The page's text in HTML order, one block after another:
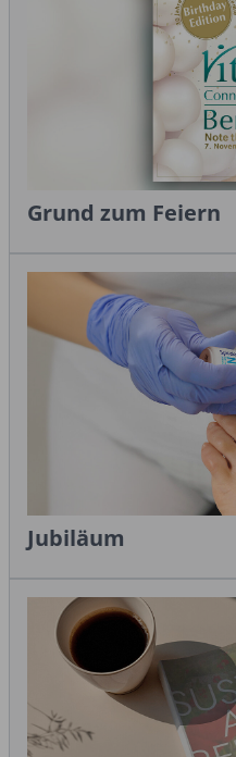
Grund zum Feiern
Jubiläum